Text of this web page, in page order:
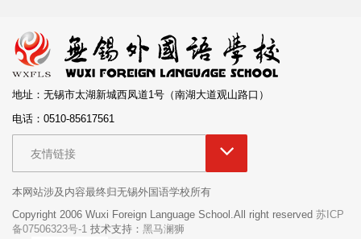
地址：无锡市太湖新城西凤道1号（南湖大道观山路口）
电话：0510-85617561
友情链接
本网站涉及内容最终归无锡外国语学校所有
Copyright 2006 Wuxi Foreign Language School.All right reserved 苏ICP
备07506323号-1 技术支持： 黑马澜狮